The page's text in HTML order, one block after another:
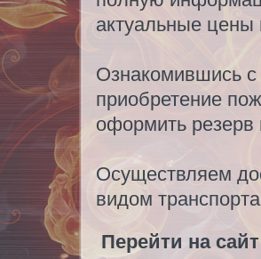
актуальные
Ознакомившись с
приобретение
оформить резерв
Осуществляем
видом
Перейти на